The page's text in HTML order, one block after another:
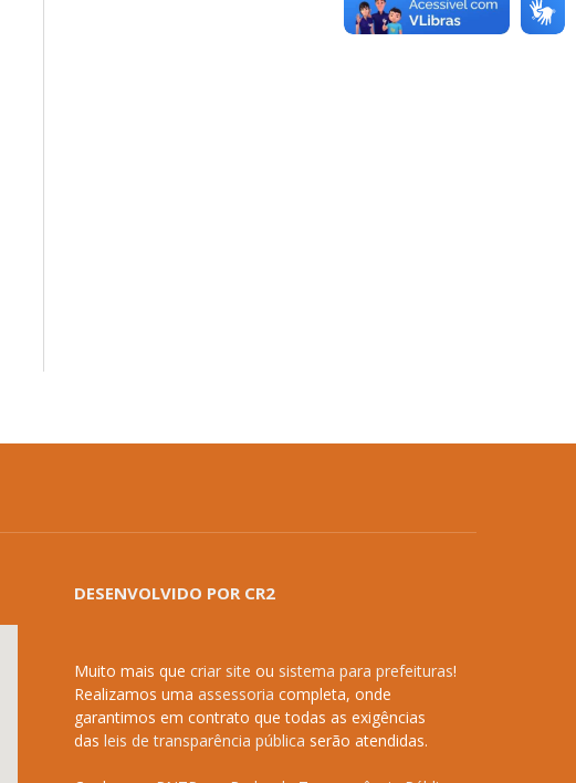
DESENVOLVIDO POR CR2
Muito mais que criar site ou sistema para prefeituras!
Realizamos uma assessoria completa, onde
garantimos em contrato que todas as exigências
das leis de transparência pública serão atendidas.